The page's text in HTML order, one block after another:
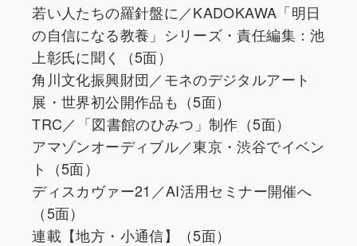
若い人たちの羅針盤に／KADOKAWA「明日
の自信になる教養」シリーズ・責任編集：池
上彰氏に聞く（5面）
角川文化振興財団／モネのデジタルアート
展・世界初公開作品も（5面）
TRC／「図書館のひみつ」制作（5面）
アマゾンオーディブル／東京・渋谷でイベン
ト（5面）
ディスカヴァー21／AI活用セミナー開催へ
（5面）
連載【地方・小通信】（5面）